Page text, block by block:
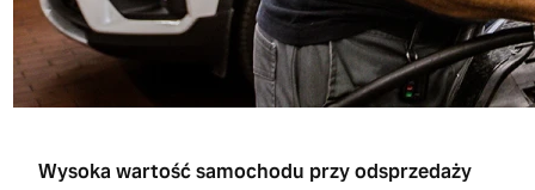
Wysoka wartość samochodu przy odsprzedaży